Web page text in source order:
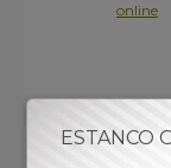
online
ESTANCO